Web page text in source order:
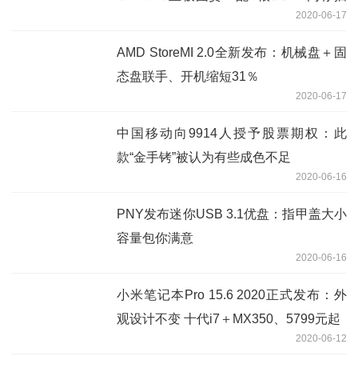
2020-06-17
AMD StoreMI 2.0全新发布：机械盘＋固
态盘联手、开机缩短31％
2020-06-17
中国移动向9914人授予股票期权：此
款“金手铐”被认为有些成色不足
2020-06-16
PNY发布迷你USB 3.1优盘：指甲盖大小
容量包你满意
2020-06-16
小米笔记本Pro 15.6 2020正式发布：外
观设计不变 十代i7＋MX350、5799元起
2020-06-12